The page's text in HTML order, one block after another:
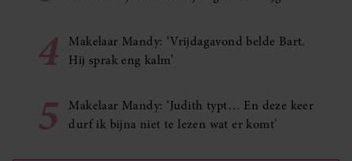
4
Makelaar Mandy: ‘Vrijdagavond belde Bart.
Hij sprak eng kalm’
5
Makelaar Mandy: ‘Judith typt… En deze keer
durf ik bijna niet te lezen wat er komt’